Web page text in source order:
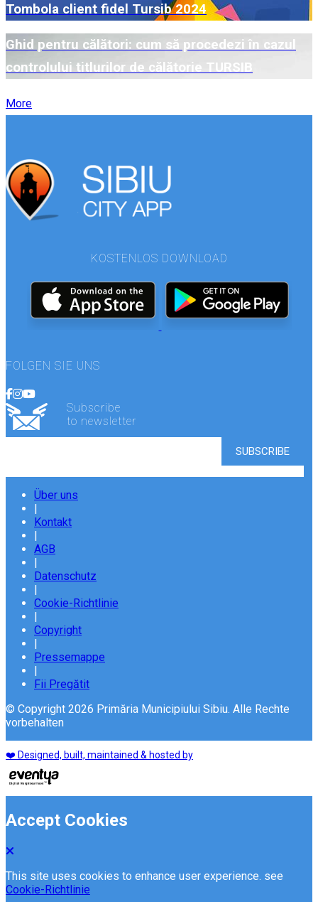
Tombola client fidel Tursib 2024
Ghid pentru călători: cum să procedezi în cazul
controlului titlurilor de călătorie TURSIB
More
KOSTENLOS DOWNLOAD
FOLGEN SIE UNS
Subscribe
to newsletter
Über uns
|
Kontakt
|
AGB
|
Datenschutz
|
Cookie-Richtlinie
|
Copyright
|
Pressemappe
|
Fii Pregătit
© Copyright 2026 Primăria Municipiului Sibiu. Alle Rechte
vorbehalten
❤️ Designed, built, maintained & hosted by
Accept Cookies
This site uses cookies to enhance user experience. see
Cookie-Richtlinie